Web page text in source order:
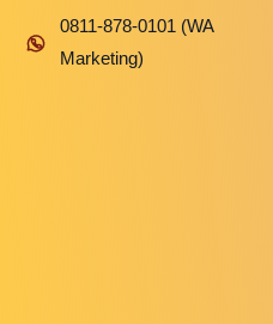
0811-878-0101 (WA
Marketing)